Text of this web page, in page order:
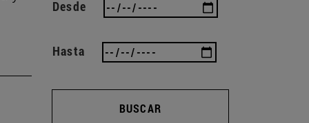
Desde
Hasta
BUSCAR